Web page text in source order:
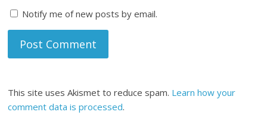
Notify me of new posts by email.
This site uses Akismet to reduce spam. Learn how your
comment data is processed.